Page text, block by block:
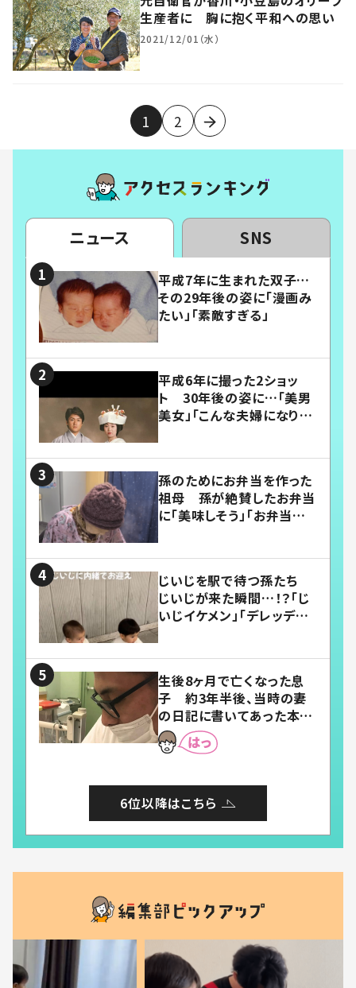
生産者に 胸に抱く平和への思い
2021/12/01（水）
1 2
ニュース SNS
平成7年に生まれた双子…
その29年後の姿に「漫画み
たい」「素敵すぎる」
平成6年に撮った2ショッ
ト 30年後の姿に…「美男
美女」「こんな夫婦になりた
孫のためにお弁当を作った
祖母 孫が絶賛したお弁当
に「美味しそう」「お弁当すご
じいじを駅で待つ孫たち
じいじが来た瞬間…！？「じ
いじイケメン」「デレッデレ」
生後8ヶ月で亡くなった息
子 約3年半後、当時の妻
の日記に書いてあった本音
とは
6位以降はこちら